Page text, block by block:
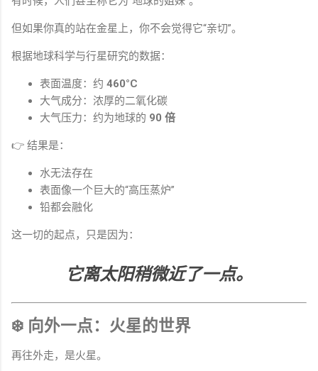
但如果你真的站在金星上，你不会觉得它“亲切”。
根据地球科学与行星研究的数据：
表面温度：约 460°C
大气成分：浓厚的二氧化碳
大气压力：约为地球的 90 倍
👉 结果是：
水无法存在
表面像一个巨大的“高压蒸炉”
铅都会融化
这一切的起点，只是因为：
它离太阳稍微近了一点。
❄️ 向外一点：火星的世界
再往外走，是火星。